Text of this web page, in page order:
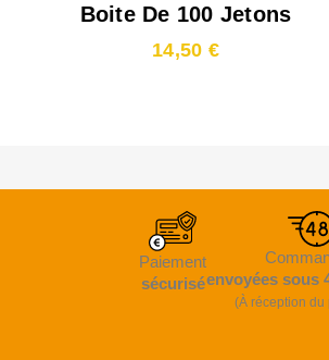
Boite De 100 Jetons
14,50 €
Paiement
sécuriséenvoyées sous
(À réception du